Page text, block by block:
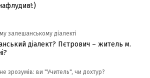
залешанському діалекті
діалект? Пєтрович – житель м.
зрозумів: ви "Учитель", чи дохтур?